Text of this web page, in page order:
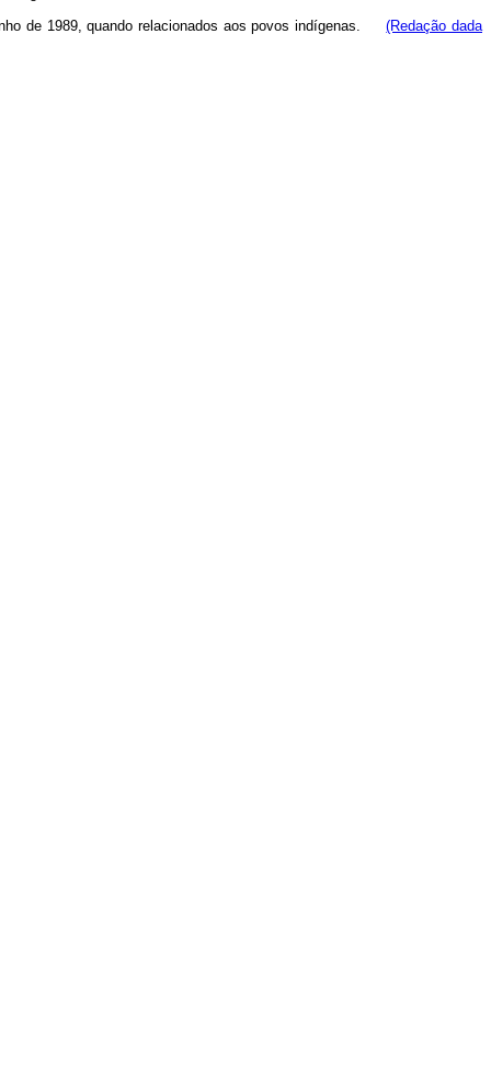
de 1989, quando relacionados aos povos indígenas.(Redação dada